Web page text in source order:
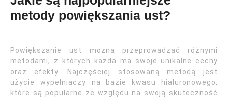
metody powiększania ust?
Powiększanie ust można przeprowadzać różnymi
metodami, z których każda ma swoje unikalne cechy
oraz efekty. Najczęściej stosowaną metodą jest
użycie wypełniaczy na bazie kwasu hialuronowego,
które są popularne ze względu na swoją skuteczność